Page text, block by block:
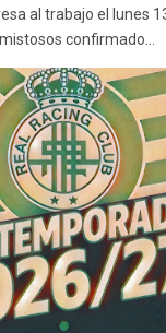
al trabajo el lunes
confirmado...